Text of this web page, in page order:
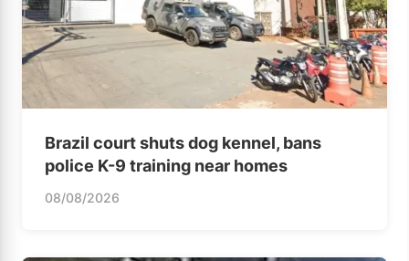
Brazil court shuts dog kennel, bans
police K-9 training near homes
08/08/2026